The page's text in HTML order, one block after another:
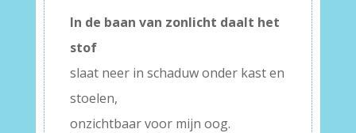
In de baan van zonlicht daalt het
stof
slaat neer in schaduw onder kast en
stoelen,
onzichtbaar voor mijn oog.